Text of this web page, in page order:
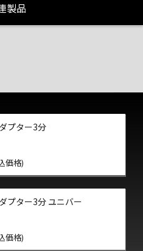
製品
プター3分
価格)
プター3分 ユニバー
価格)